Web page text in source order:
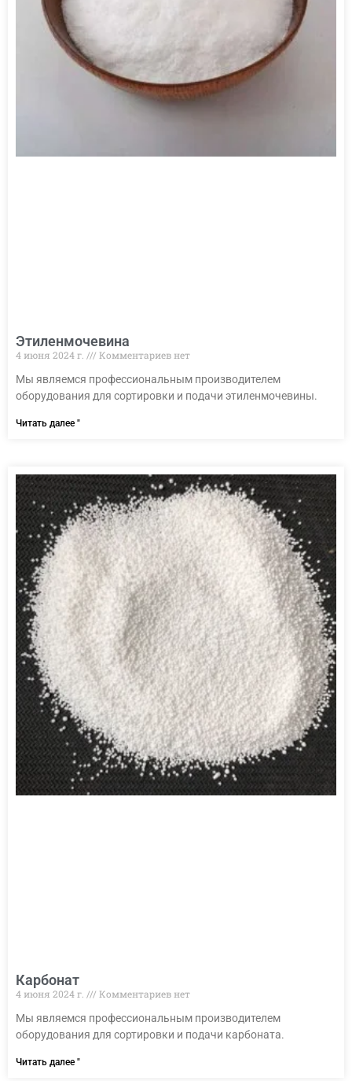
Этиленмочевина
4 июня 2024 г.
Комментариев нет
Мы являемся профессиональным производителем
оборудования для сортировки и подачи этиленмочевины.
Читать далее "
Карбонат
4 июня 2024 г.
Комментариев нет
Мы являемся профессиональным производителем
оборудования для сортировки и подачи карбоната.
Читать далее "